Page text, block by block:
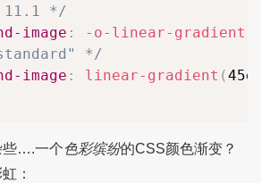
11.1 */
image : -o-linear-gradient
*/
image : linear-gradient (
些….一个色彩缤纷的CSS颜色渐变？
：